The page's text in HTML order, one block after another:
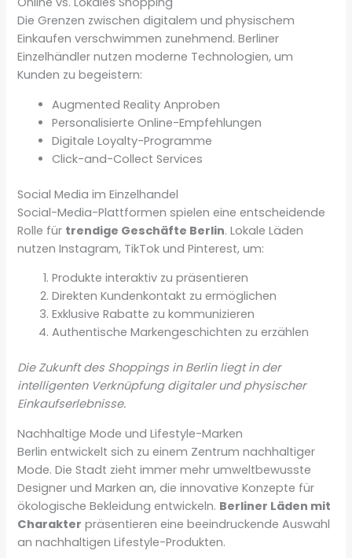
Die Grenzen zwischen digitalem und physischem
Einkaufen verschwimmen zunehmend. Berliner
Einzelhändler nutzen moderne Technologien, um
Kunden zu begeistern:
Augmented Reality Anproben
Personalisierte Online-Empfehlungen
Digitale Loyalty-Programme
Click-and-Collect Services
Social Media im Einzelhandel
Social-Media-Plattformen spielen eine entscheidende
Rolle für trendige Geschäfte Berlin. Lokale Läden
nutzen Instagram, TikTok und Pinterest, um:
Produkte interaktiv zu präsentieren
Direkten Kundenkontakt zu ermöglichen
Exklusive Rabatte zu kommunizieren
Authentische Markengeschichten zu erzählen
Die Zukunft des Shoppings in Berlin liegt in der
intelligenten Verknüpfung digitaler und physischer
Einkaufserlebnisse.
Nachhaltige Mode und Lifestyle-Marken
Berlin entwickelt sich zu einem Zentrum nachhaltiger
Mode. Die Stadt zieht immer mehr umweltbewusste
Designer und Marken an, die innovative Konzepte für
ökologische Bekleidung entwickeln. Berliner Läden mit
Charakter präsentieren eine beeindruckende Auswahl
an nachhaltigen Lifestyle-Produkten.